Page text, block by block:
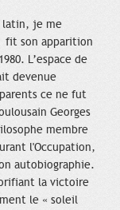
latin, je me
fit son apparition
L’espace de
devenue
ce ne fut
Georges
membre
l'Occupation,
autobiographie.
la victoire
le « soleil